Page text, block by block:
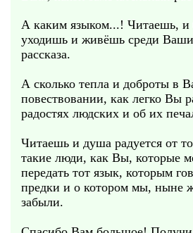
А каким языком...! Читаешь, и
уходишь и живёшь среди
рассказа.
А сколько тепла и доброты в
повествовании, как легко Вы
радостях людских и об их
Читаешь и душа радуется от
такие люди, как Вы, которые
передать тот язык, которым
предки и о котором мы, ныне
забыли.